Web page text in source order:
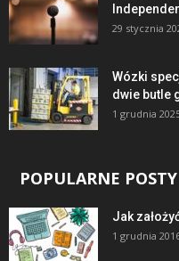
29 stycznia
Wózki
dwie butle
1 grudnia
POPULARNE POSTY
Jak
1 grudnia